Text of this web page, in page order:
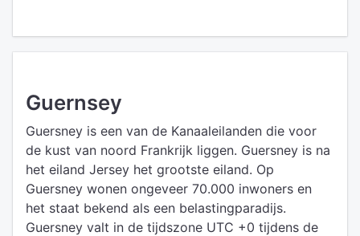
Guernsey
Guersney is een van de Kanaaleilanden die voor
de kust van noord Frankrijk liggen. Guersney is na
het eiland Jersey het grootste eiland. Op
Guersney wonen ongeveer 70.000 inwoners en
het staat bekend als een belastingparadijs.
Guersney valt in de tijdszone UTC +0 tijdens de